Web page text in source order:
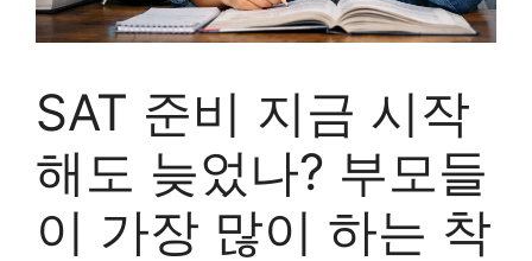
SAT 준비 지금 시작
해도 늦었나? 부모들
이 가장 많이 하는 착